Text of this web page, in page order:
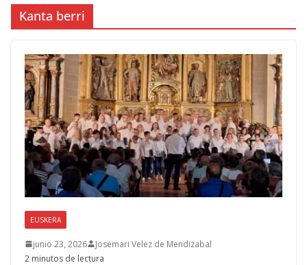
Kanta berri
EUSKERA
junio 23, 2026
Josemari Velez de Mendizabal
2 minutos de lectura